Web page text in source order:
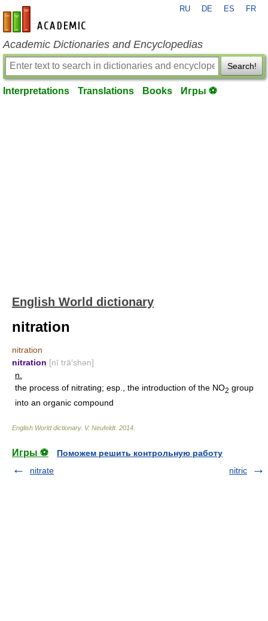
en-academic.com
RU DE ES FR
Academic Dictionaries and Encyclopedias
Search!
Interpretations Translations Books Игры ⚽
English World dictionary
nitration
nitration
nitration [nī trā′shən]
n.
the process of nitrating; esp., the introduction of the NO2 group
into an organic compound
English World dictionary. V. Neufeldt. 2014
Игры ⚽
Поможем решить контрольную работу
nitrate
nitric